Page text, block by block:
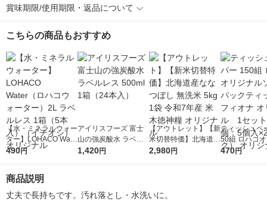
賞味期限/使用期限・返品について
こちらの商品もおすすめ
【水・ミネラルウォー
ター】LOHACO Wate
r（ロハコウォータ
シ） オリジナル
490円
アイリスフーズ 富士
山の強炭酸水 ラベル
レス 500ml 1箱（24
1,420円
【アウトレット】【新
米切替特価】北海道産
ななつぼし 無洗米 5k
2,980円
ティッシュペ
50組 ロハコ
ルソフトパッ
470円
商品説明
丈夫で長持ちです。汚れ落とし・水洗いに。